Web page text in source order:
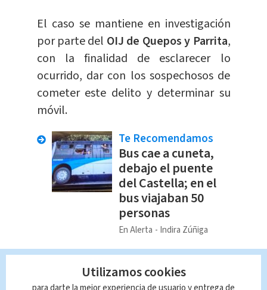
El caso se mantiene en investigación
por parte del OIJ de Quepos y Parrita,
con la finalidad de esclarecer lo
ocurrido, dar con los sospechosos de
cometer este delito y determinar su
móvil.
Te Recomendamos
Bus cae a cuneta,
debajo el puente
del Castella; en el
bus viajaban 50
personas
En Alerta Indira Zúñiga
163 homicidios en este 2023. Limón y
Utilizamos cookies